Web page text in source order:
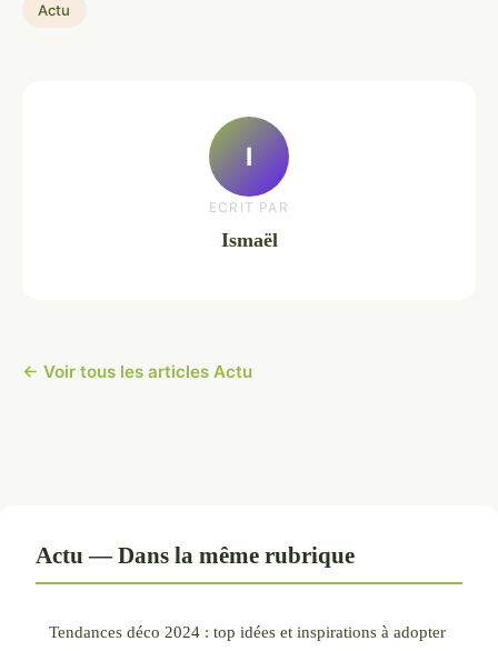
Actu
I
ECRIT PAR
Ismaël
← Voir tous les articles Actu
Actu — Dans la même rubrique
Tendances déco 2024 : top idées et inspirations à adopter